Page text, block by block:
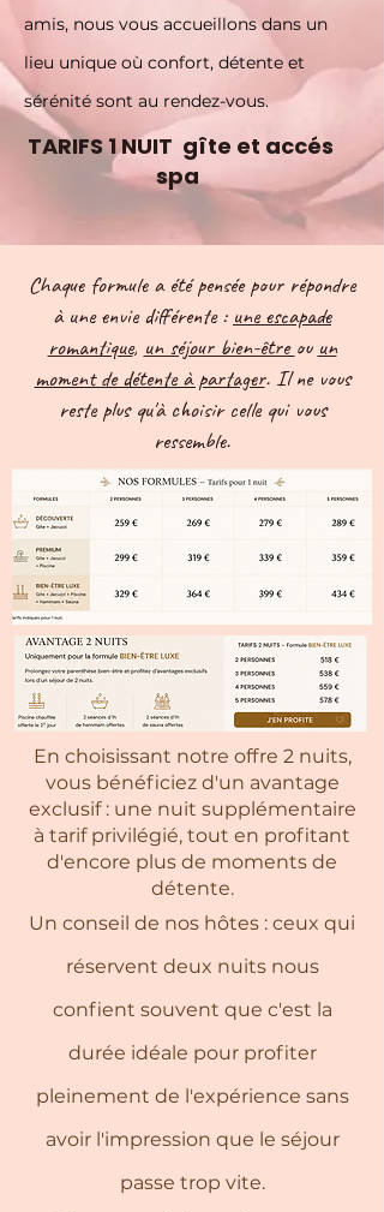
amis, nous vous accueillons dans un
lieu unique où confort, détente et
sérénité sont au rendez-vous.
TARIFS 1 NUIT gîte et accés
spa
Chaque formule a été pensée pour répondre
à une envie différente : une escapade
romantique, un séjour bien-être ou un
moment de détente à partager. Il ne vous
reste plus qu'à choisir celle qui vous
ressemble.
En choisissant notre offre 2 nuits,
vous bénéficiez d'un avantage
exclusif : une nuit supplémentaire
à tarif privilégié, tout en profitant
d'encore plus de moments de
détente.
Un conseil de nos hôtes : ceux qui
réservent deux nuits nous
confient souvent que c'est la
durée idéale pour profiter
pleinement de l'expérience sans
avoir l'impression que le séjour
passe trop vite.